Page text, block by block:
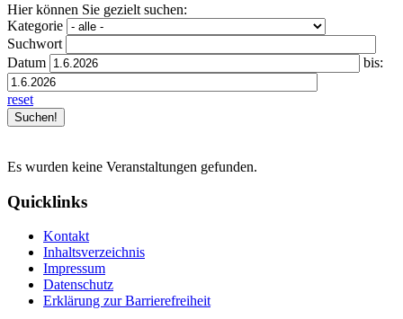
Hier können Sie gezielt suchen:
Kategorie
Suchwort
Datum
bis:
reset
Es wurden keine Veranstaltungen gefunden.
Quicklinks
Kontakt
Inhaltsverzeichnis
Impressum
Datenschutz
Erklärung zur Barrierefreiheit